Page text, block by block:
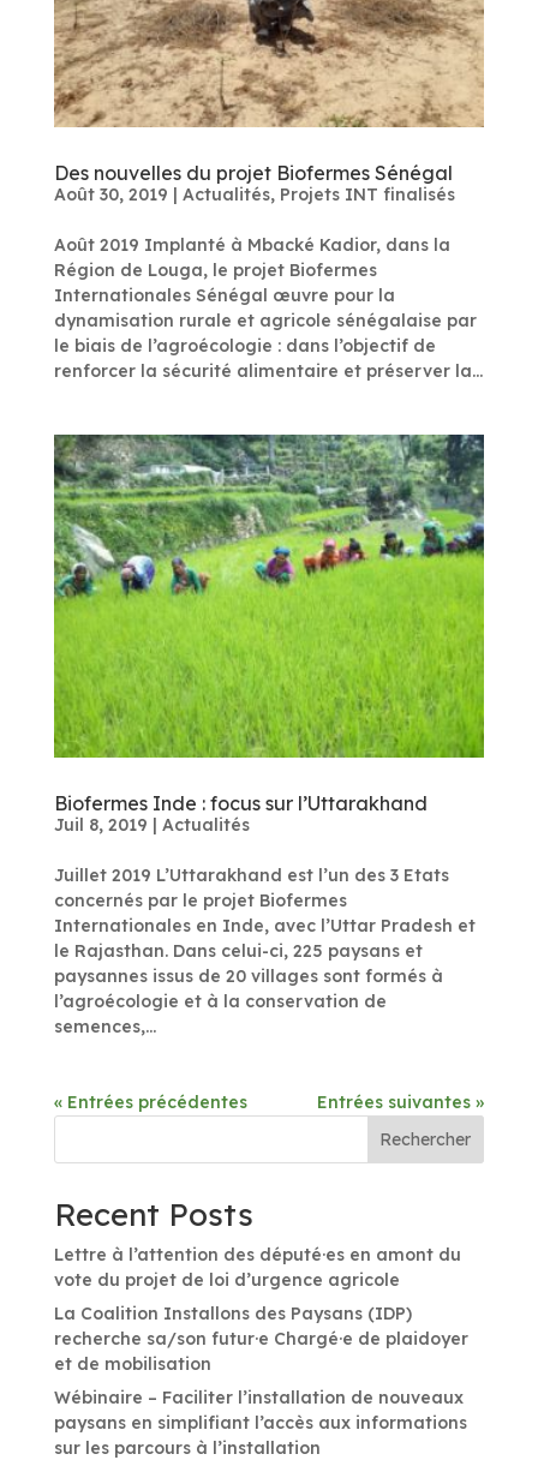
Des nouvelles du projet Biofermes Sénégal
Août 30, 2019 | Actualités, Projets INT finalisés
Août 2019 Implanté à Mbacké Kadior, dans la
Région de Louga, le projet Biofermes
Internationales Sénégal œuvre pour la
dynamisation rurale et agricole sénégalaise par
le biais de l’agroécologie : dans l’objectif de
renforcer la sécurité alimentaire et préserver la...
Biofermes Inde : focus sur l’Uttarakhand
Juil 8, 2019 | Actualités
Juillet 2019 L’Uttarakhand est l’un des 3 Etats
concernés par le projet Biofermes
Internationales en Inde, avec l’Uttar Pradesh et
le Rajasthan. Dans celui-ci, 225 paysans et
paysannes issus de 20 villages sont formés à
l’agroécologie et à la conservation de
semences,...
« Entrées précédentes
Entrées suivantes »
Rechercher
Recent Posts
Lettre à l’attention des député·es en amont du
vote du projet de loi d’urgence agricole
La Coalition Installons des Paysans (IDP)
recherche sa/son futur·e Chargé·e de plaidoyer
et de mobilisation
Wébinaire – Faciliter l’installation de nouveaux
paysans en simplifiant l’accès aux informations
sur les parcours à l’installation